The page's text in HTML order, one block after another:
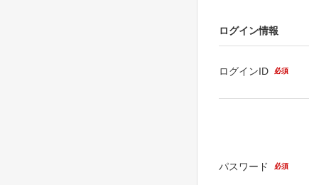
ログイン情報
ログインID 必須
パスワード 必須